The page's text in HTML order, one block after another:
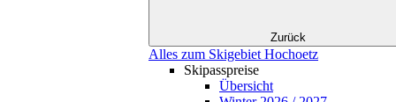
Zurück
Alles zum Skigebiet Hochoetz
Skipasspreise
Übersicht